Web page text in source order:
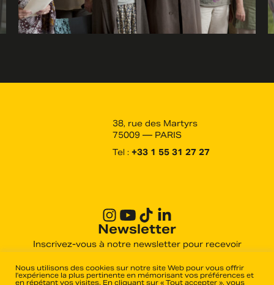
38, rue des Martyrs
75009 — PARIS
Tel : +33 1 55 31 27 27
Newsletter
Inscrivez-vous à notre newsletter pour recevoir
distribués par Haut et Court.
Nous utilisons des cookies sur notre site Web pour vous offrir
l'expérience la plus pertinente en mémorisant vos préférences et
en répétant vos visites. En cliquant sur « Tout accepter », vous